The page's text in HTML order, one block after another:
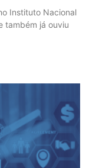
Instituto Nacional
também já ouviu